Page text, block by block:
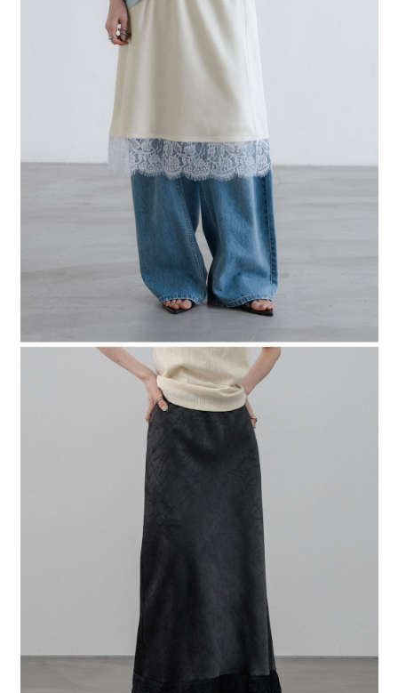
1.本服務係由「台灣大哥大股份有限公司」（以下簡稱本公司）所提供，讓
用戶於交易時，得透過本服務購買商品或服務，並由商店將買賣／分期付款
買賣價金債權讓與本公司後，依約使用本公司帳單繳交帳款。
2.基於同意付款使用「大哥付你分期」之契約關係目的，商店將以您的個人
由本公司與您本人進行分期帳單所需資料之確認、核對及更正。
3.完整用戶服務條款，請詳閱以下連結：
３．收到繳費通知簡訊後14天內，點擊此簡訊中的連結，可透過四大超商／
ATM／網路銀行／等多元方式進行付款，方視為交易完成。
※ 請注意：結帳手續完成當下不需立刻繳費，但若您需要取消訂單，請聯絡
購買商品的店家。未經商家同意取消之訂單仍視為有效，需透過AFTEE先享
後付繳納相關費用。
※ 交易是否成功請以「AFTEE先享後付 」之結帳頁面顯示為準，若有關於
是否繳費成功／繳費後需取消欲退款等相關疑問，請聯繫「AFTEE先享後付
https://netprotections.freshdesk.com/support/home
１．透過由恩沛科技股份有限公司提供之「AFTEE先享後付」服務完成之交
易，需依本服務之必要範圍內提供個人資料，並將交易相關給付款項請求債
權轉讓予恩沛科技股份有限公司。
２．關於個人資料處理事宜，請瀏覽以下網址：https://aftee.tw/terms/#terms3
３．未成年的使用者請事先徵得法定代理人或監護人之同意方可使用
「AFTEE先享後付」，若未經同意申辦者引起之損失，本公司不負相關責
４．使用「AFTEE先享後付」時，將依據個別帳號之用戶狀況，依本公司即
時審查核予不同之上限額度；若仍有額度不足之情形，本公司將視審查結果
恩沛科技股份有限公司將有權停止該用戶之使用額度並採取法律行動。
每筆NT$80，滿NT$1,500(含以上)免運費
每筆NT$80，滿NT$1,500(含以上)免運費
每筆NT$80，滿NT$1,500(含以上)免運費